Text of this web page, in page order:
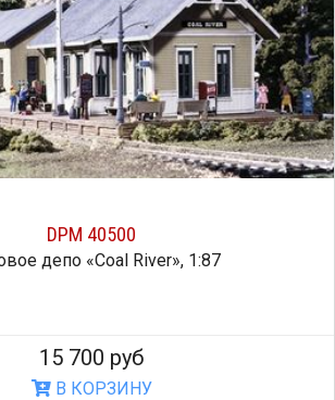
DPM 40500
депо «Coal River», 1:87
15 700 руб
В КОРЗИНУ